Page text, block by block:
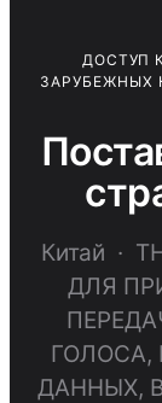
ДОСТУП
ЗАРУБЕЖНЫХ
Китай ·
ДЛЯ
ГОЛОСА,
ДАННЫХ,